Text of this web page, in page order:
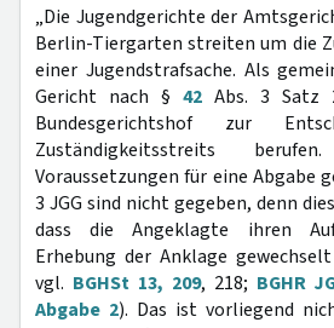
„Die Jugendgerichte der
Berlin-Tiergarten streiten um die
einer Jugendstrafsache. Als
Gericht nach § 42 Abs. 3 Satz
Bundesgerichtshof zur
Zuständigkeitsstreits
Voraussetzungen für eine Abgabe
3 JGG sind nicht gegeben, denn
dass die Angeklagte ihren
Erhebung der Anklage
vgl. BGHSt 13, 209, 218; BGHR
Abgabe 2). Das ist vorliegend